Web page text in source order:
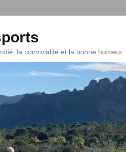
la convivialité et la bonne humeur